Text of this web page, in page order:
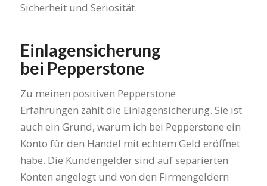
Sicherheit und Seriosität.
Einlagensicherung
bei Pepperstone
Zu meinen positiven Pepperstone
Erfahrungen zählt die Einlagensicherung. Sie ist
auch ein Grund, warum ich bei Pepperstone ein
Konto für den Handel mit echtem Geld eröffnet
habe. Die Kundengelder sind auf separierten
Konten angelegt und von den Firmengeldern